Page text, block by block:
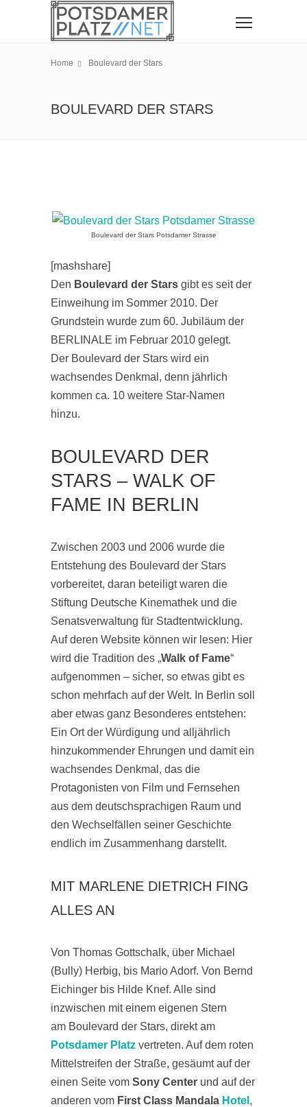
Home Boulevard der Stars
BOULEVARD DER STARS
Boulevard der Stars Potsdamer Strasse
[mashshare]
Den Boulevard der Stars gibt es seit der
Einweihung im Sommer 2010. Der
Grundstein wurde zum 60. Jubiläum der
BERLINALE im Februar 2010 gelegt.
Der Boulevard der Stars wird ein
wachsendes Denkmal, denn jährlich
kommen ca. 10 weitere Star-Namen
hinzu.
BOULEVARD DER
STARS – WALK OF
FAME IN BERLIN
Zwischen 2003 und 2006 wurde die
Entstehung des Boulevard der Stars
vorbereitet, daran beteiligt waren die
Stiftung Deutsche Kinemathek und die
Senatsverwaltung für Stadtentwicklung.
Auf deren Website können wir lesen: Hier
wird die Tradition des „Walk of Fame“
aufgenommen – sicher, so etwas gibt es
schon mehrfach auf der Welt. In Berlin soll
aber etwas ganz Besonderes entstehen:
Ein Ort der Würdigung und alljährlich
hinzukommender Ehrungen und damit ein
wachsendes Denkmal, das die
Protagonisten von Film und Fernsehen
aus dem deutschsprachigen Raum und
den Wechselfällen seiner Geschichte
endlich im Zusammenhang darstellt.
MIT MARLENE DIETRICH FING
ALLES AN
Von Thomas Gottschalk, über Michael
(Bully) Herbig, bis Mario Adorf. Von Bernd
Eichinger bis Hilde Knef. Alle sind
inzwischen mit einem eigenen Stern
am Boulevard der Stars, direkt am
Potsdamer Platz vertreten. Auf dem roten
Mittelstreifen der Straße, gesäumt auf der
einen Seite vom Sony Center und auf der
anderen vom First Class Mandala Hotel ,